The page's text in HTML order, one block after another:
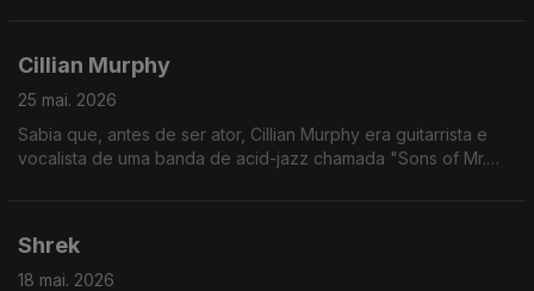
Cillian Murphy
25 mai. 2026
Sabia que, antes de ser ator, Cillian Murphy era guitarrista e
vocalista de uma banda de acid-jazz chamada "Sons of Mr.
Shrek
18 mai. 2026